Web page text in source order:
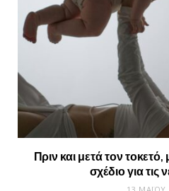
Πριν και μετά τον
σχέδιο για τις